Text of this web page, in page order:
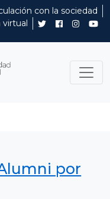
con la sociedad
virtual
por